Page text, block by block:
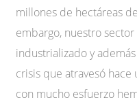
millones de hectáreas de
embargo, nuestro
industrializado y
crisis que atravesó
con mucho esfuerzo